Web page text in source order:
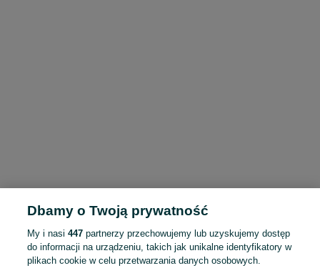
Dbamy o Twoją prywatność
My i nasi447 partnerzy przechowujemy lub uzyskujemy dostęp
do informacji na urządzeniu, takich jak unikalne identyfikatory w
plikach cookie w celu przetwarzania danych osobowych.